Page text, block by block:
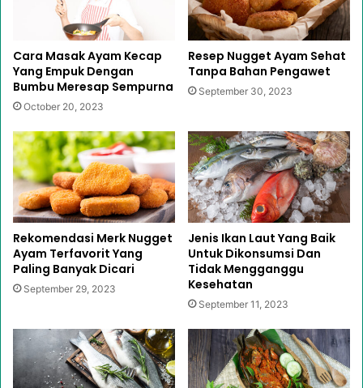
Cara Masak Ayam Kecap
Yang Empuk Dengan
Bumbu Meresap Sempurna
October 20, 2023
Resep Nugget Ayam Sehat
Tanpa Bahan Pengawet
September 30, 2023
Rekomendasi Merk Nugget
Ayam Terfavorit Yang
Paling Banyak Dicari
September 29, 2023
Jenis Ikan Laut Yang Baik
Untuk Dikonsumsi Dan
Tidak Mengganggu
Kesehatan
September 11, 2023